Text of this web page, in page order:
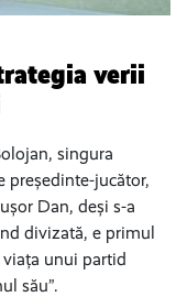
verii
singura
președinte-jucător,
Dan, deși s-a
divizată, e primul
unui partid
său”.